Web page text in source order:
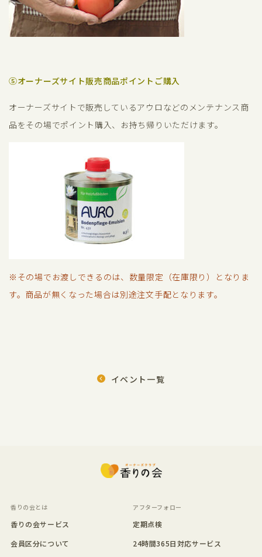
⑤オーナーズサイト販売商品ポイントご購入
オーナーズサイトで販売しているアウロなどのメンテナンス商
品をその場でポイント購入、お持ち帰りいただけます。
※その場でお渡しできるのは、数量限定（在庫限り）となりま
す。商品が無くなった場合は別途注文手配となります。
イベント一覧
香りの会とは
香りの会サービス
会員区分について
アフターフォロー
定期点検
24時間365日対応サービス